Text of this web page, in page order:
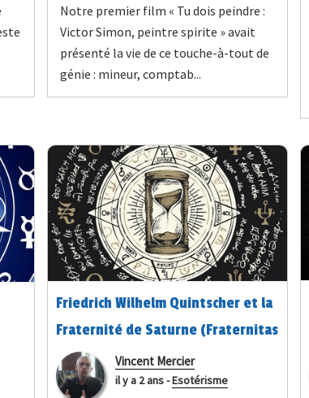
Notre premier film « Tu dois peindre :
Victor Simon, peintre spirite » avait
présenté la vie de ce touche-à-tout de
génie : mineur, comptab...
Friedrich Wilhelm Quintscher et la
Fraternité de Saturne (Fraternitas
Saturni)
Vincent Mercier
il y a 2 ans-Esotérisme